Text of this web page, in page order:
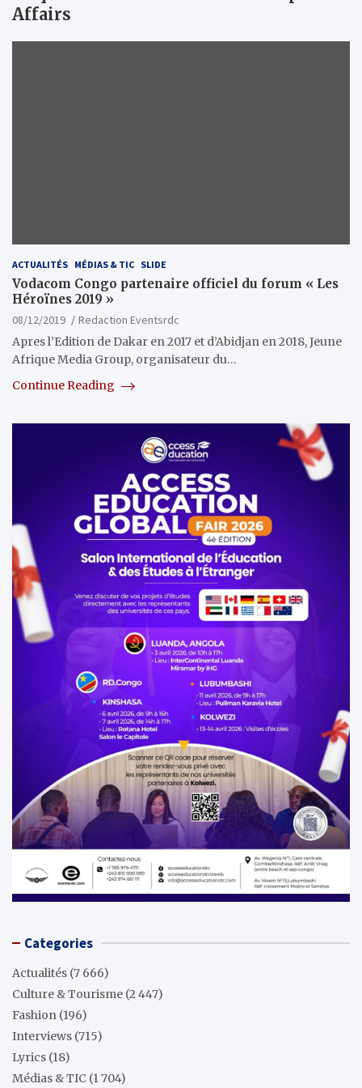
Affairs
ACTUALITÉS MÉDIAS & TIC SLIDE
Vodacom Congo partenaire officiel du forum « Les
Héroïnes 2019 »
08/12/2019
Redaction Eventsrdc
Apres l’Edition de Dakar en 2017 et d’Abidjan en 2018, Jeune
Afrique Media Group, organisateur du…
Continue Reading
Categories
Actualités (7 666)
Culture & Tourisme (2 447)
Fashion (196)
Interviews (715)
Lyrics (18)
Médias & TIC (1 704)